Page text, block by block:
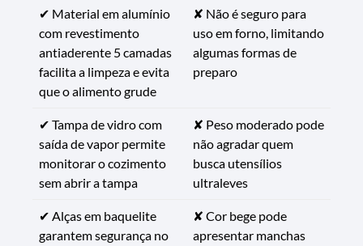
✔ Material em alumínio
com revestimento
antiaderente 5 camadas
facilita a limpeza e evita
que o alimento grude
✘ Não é seguro para
uso em forno, limitando
algumas formas de
preparo
✔ Tampa de vidro com
saída de vapor permite
monitorar o cozimento
sem abrir a tampa
✘ Peso moderado pode
não agradar quem
busca utensílios
ultraleves
✔ Alças em baquelite
garantem segurança no
✘ Cor bege pode
apresentar manchas